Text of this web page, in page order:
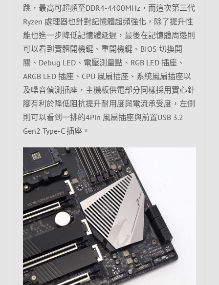
跳，最高可超頻至DDR4-4400MHz，而這次第三代
Ryzen 處理器也針對記憶體超頻強化，除了提升性
能也進一步降低記憶體延遲，最後在記憶體周邊則
可以看到實體開機鍵、重開機鍵、BIOS 切換開
關、Debug LED、電壓測量點、RGB LED 插座、
ARGB LED 插座、CPU 風扇插座、系統風扇插座以
及噪音偵測插座，主機板供電部分同樣採用實心針
腳有利於降低阻抗提升耐用度與電流承受度，左側
則可以看到一排的4Pin 風扇插座與前置USB 3.2
Gen2 Type-C 插座。